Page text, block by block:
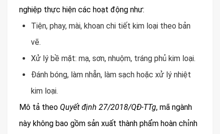
nghiệp thực hiện các hoạt động như:
Tiện, phay, mài, khoan chi tiết kim loại theo bản
vẽ.
Xử lý bề mặt: mạ, sơn, nhuộm, tráng phủ kim loại.
Đánh bóng, làm nhẵn, làm sạch hoặc xử lý nhiệt
kim loại.
Mô tả theo Quyết định 27/2018/QĐ‑TTg, mã ngành
này không bao gồm sản xuất thành phẩm hoàn chỉnh